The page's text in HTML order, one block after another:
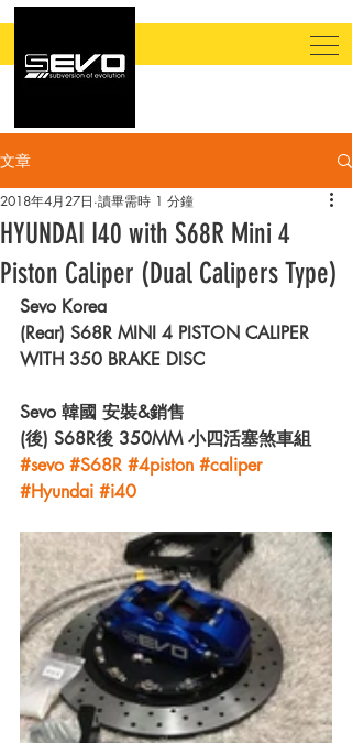
文章
HYUNDAI I40 with S68R Mini 4
Piston Caliper (Dual Calipers Type)
2018年4月27日 讀畢需時 1 分鐘
Sevo Korea
(Rear) S68R MINI 4 PISTON CALIPER
WITH 350 BRAKE DISC
Sevo 韓國 安裝&銷售
(後) S68R後 350MM 小四活塞煞車組
#sevo #S68R #4piston #caliper
#Hyundai #i40